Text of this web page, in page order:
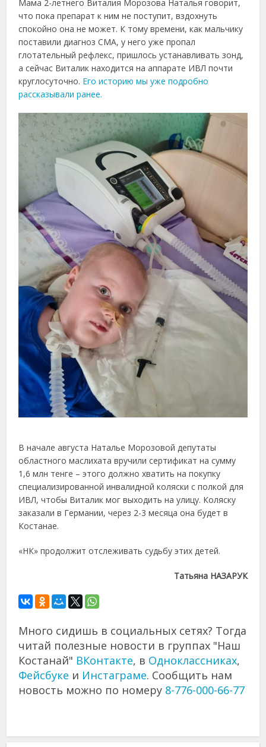
Мама 2-летнего Виталия Морозова Наталья говорит,
что пока препарат к ним не поступит, вздохнуть
спокойно она не может. К тому времени, как мальчику
поставили диагноз СМА, у него уже пропал
глотательный рефлекс, пришлось устанавливать зонд,
а сейчас Виталик находится на аппарате ИВЛ почти
круглосуточно. Его историю мы уже подробно
рассказывали ранее.
В начале августа Наталье Морозовой депутаты
областного маслихата вручили сертификат на сумму
1,6 млн тенге – этого должно хватить на покупку
специализированной инвалидной коляски с полкой для
ИВЛ, чтобы Виталик мог выходить на улицу. Коляску
заказали в Германии, через 2-3 месяца она будет в
Костанае.
«НК» продолжит отслеживать судьбу этих детей.
Татьяна НАЗАРУК
Много сидишь в социальных сетях? Тогда
читай полезные новости в группах "Наш
Костанай" ВКонтакте, в Одноклассниках,
Фейсбуке и Инстаграме. Сообщить нам
новость можно по номеру 8-776-000-66-77